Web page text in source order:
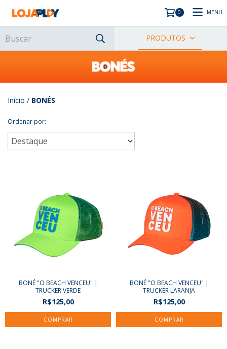
0 MENU
PRODUTOS
Início / BONÉS
Ordenar por:
BONÉ "O BEACH VENCEU" |
TRUCKER VERDE
R$125,00
BONÉ "O BEACH VENCEU" |
TRUCKER LARANJA
R$125,00